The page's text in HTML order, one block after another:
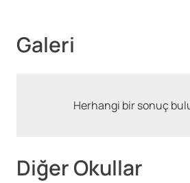
Galeri
Herhangi bir sonuç
Diğer Okullar